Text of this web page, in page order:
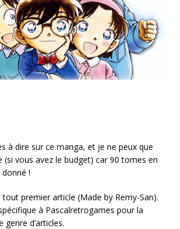
à dire sur ce manga, et je ne peux que
(si vous avez le budget) car 90 tomes en
donné !
premier article (Made by Remy-San).
à Pascalretrogames pour la
genre d’articles.